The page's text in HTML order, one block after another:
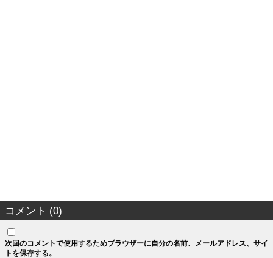
コメント (0)
次回のコメントで使用するためブラウザーに自分の名前、メールアドレス、サイ
トを保存する。